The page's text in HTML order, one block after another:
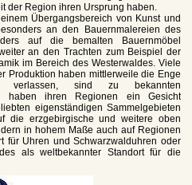
der Region ihren Ursprung haben.
Übergangsbereich von Kunst und
an den Bauernmalereien des
auf die bemalten Bauernmöbel
an den Trachten zum Beispiel der
im Bereich des Westerwaldes. Viele
Produktion haben mittlerweile die Enge
verlassen, sind zu bekannten
haben ihren Regionen ein Gesicht
eigenständigen Sammelgebieten
die erzgebirgische und weitere oben
in hohem Maße auch auf Regionen
für Uhren und Schwarzwalduhren oder
als weltbekannter Standort für die